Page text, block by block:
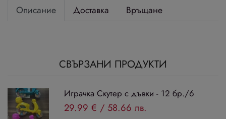
Описание Доставка Връщане
СВЪРЗАНИ ПРОДУКТИ
Играчка Скутер с дъвки - 12 бр./6
29.99 € / 58.66 лв.